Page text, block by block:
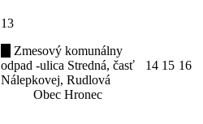
13
Zmesový komunálny
odpad -ulica Stredná, časť
Nálepkovej, Rudlová
Obec Hronec
14 15 16